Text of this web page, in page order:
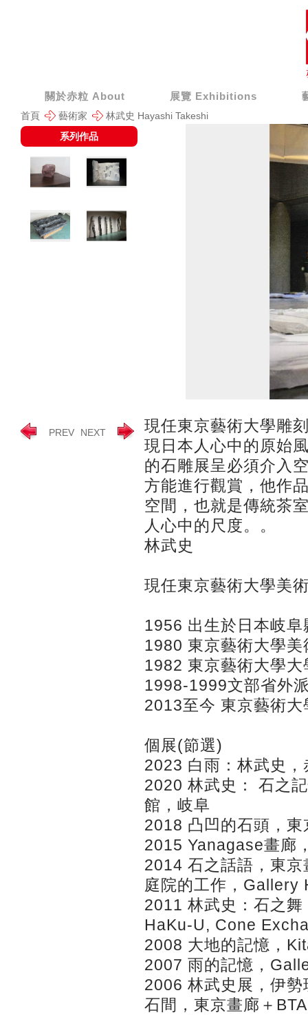
關於赤粒 About 展覽 Exhibitions
首頁 藝術家
林武史 Hayashi Takeshi
系列作品
PREV NEXT
現任東京藝術大學雕
現日本人心中的原始
的石雕展呈必須介入
方能進行觀賞，他作
空間，也就是傳統茶
人心中的尺度。。
林武史
現任東京藝術大學美
1956 出生於日本岐阜
1980 東京藝術大學
1982 東京藝術大學
1998-1999文部省外
2013至今 東京藝術
個展(節選)
2023 白雨：林武史
2020 林武史： 石之
館，岐阜
2018 凸凹的石頭，
2015 Yanagase畫廊
2014 石之話語，東
庭院的工作，Gallery
2011 林武史：石之
HaKu-U, Cone
2008 大地的記憶，
2007 雨的記憶，
2006 林武史展，伊
石間，東京畫廊＋